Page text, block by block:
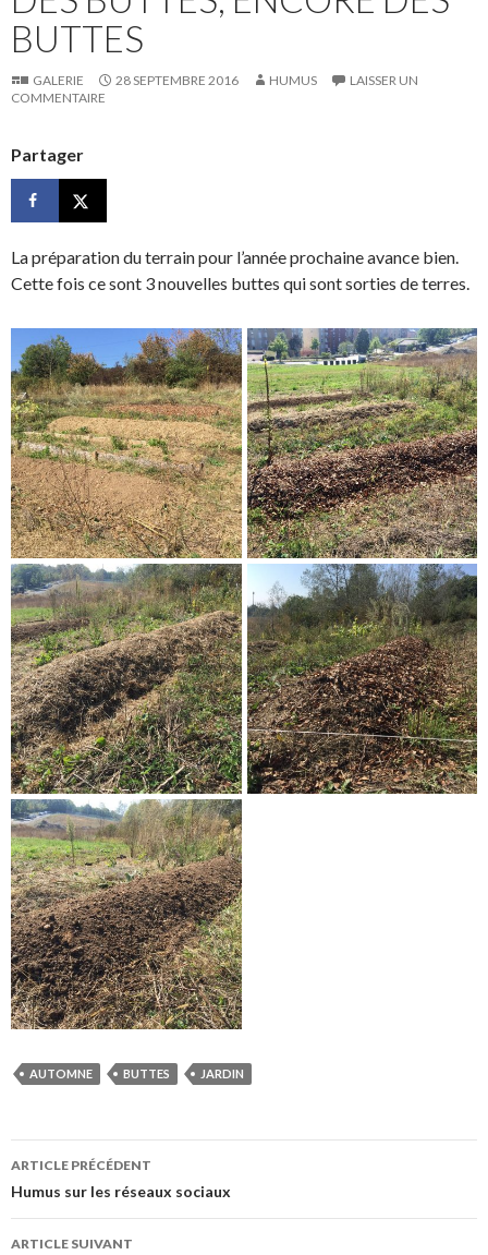
BUTTES
GALERIE 28 SEPTEMBRE 2016 HUMUS
LAISSER UN
COMMENTAIRE
Partager
La préparation du terrain pour l’année prochaine avance bien.
Cette fois ce sont 3 nouvelles buttes qui sont sorties de terres.
AUTOMNE BUTTES JARDIN
Navigation
des
articles
ARTICLE PRÉCÉDENT
Humus sur les réseaux sociaux
ARTICLE SUIVANT